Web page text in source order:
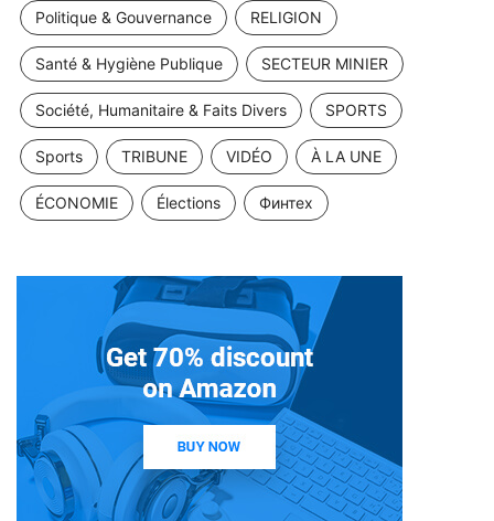
Politique & Gouvernance RELIGION
Santé & Hygiène Publique SECTEUR MINIER
Société, Humanitaire & Faits Divers SPORTS
Sports TRIBUNE VIDÉO À LA UNE
ÉCONOMIE Élections Финтех